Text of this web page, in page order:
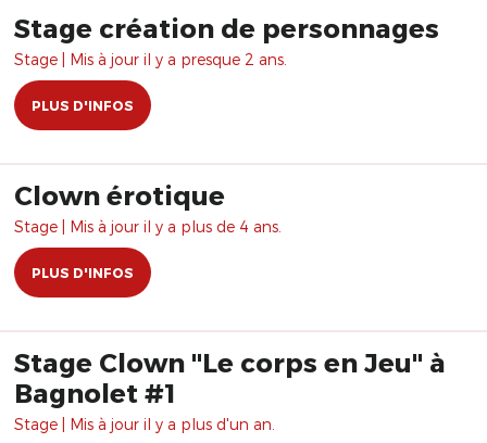
Stage création de personnages
Stage | Mis à jour il y a presque 2 ans.
PLUS D'INFOS
Clown érotique
Stage | Mis à jour il y a plus de 4 ans.
PLUS D'INFOS
Stage Clown "Le corps en Jeu" à
Bagnolet #1
Stage | Mis à jour il y a plus d'un an.